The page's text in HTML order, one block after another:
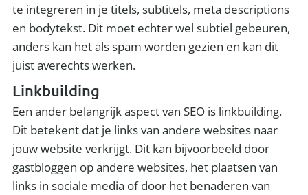
te integreren in je titels, subtitels, meta descriptions
en bodytekst. Dit moet echter wel subtiel gebeuren,
anders kan het als spam worden gezien en kan dit
juist averechts werken.
Linkbuilding
Een ander belangrijk aspect van SEO is linkbuilding.
Dit betekent dat je links van andere websites naar
jouw website verkrijgt. Dit kan bijvoorbeeld door
gastbloggen op andere websites, het plaatsen van
links in sociale media of door het benaderen van